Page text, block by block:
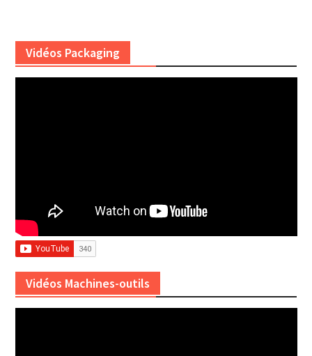
Vidéos Packaging
Vidéos Machines-outils